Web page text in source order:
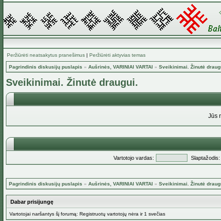
Peržiūrėti neatsakytus pranešimus | Peržiūrėti aktyvias temas
Pagrindinis diskusijų puslapis » Aušrinės, VARINIAI VARTAI » Sveikinimai. Žinutė
Sveikinimai. Žinutė draugui.
Jūs
Vartotojo vardas: Slaptažodis:
Pagrindinis diskusijų puslapis » Aušrinės, VARINIAI VARTAI » Sveikinimai. Žinutė
Dabar prisijungę
Vartotojai naršantys šį forumą: Registruotų vartotojų nėra ir 1 svečias